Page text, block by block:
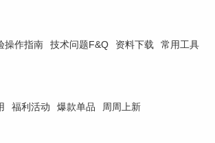
操作指南 技术问题F&Q 资料下载 常用工具
福利活动 爆款单品 周周上新